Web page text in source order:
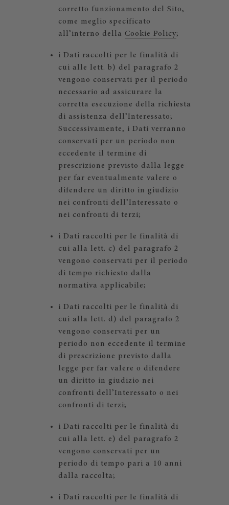
corretto funzionamento del Sito,
come meglio specificato
all’interno della Cookie Policy;
i Dati raccolti per le finalità di
cui alle lett. b) del paragrafo 2
vengono conservati per il periodo
necessario ad assicurare la
corretta esecuzione della richiesta
di assistenza dell’Interessato;
Successivamente, i Dati verranno
conservati per un periodo non
eccedente il termine di
prescrizione previsto dalla legge
per far eventualmente valere o
difendere un diritto in giudizio
nei confronti dell’Interessato o
nei confronti di terzi;
i Dati raccolti per le finalità di
cui alla lett. c) del paragrafo 2
vengono conservati per il periodo
di tempo richiesto dalla
normativa applicabile;
i Dati raccolti per le finalità di
cui alla lett. d) del paragrafo 2
vengono conservati per un
periodo non eccedente il termine
di prescrizione previsto dalla
legge per far valere o difendere
un diritto in giudizio nei
confronti dell’Interessato o nei
confronti di terzi;
i Dati raccolti per le finalità di
cui alla lett. e) del paragrafo 2
vengono conservati per un
periodo di tempo pari a 10 anni
dalla raccolta;
i Dati raccolti per le finalità di